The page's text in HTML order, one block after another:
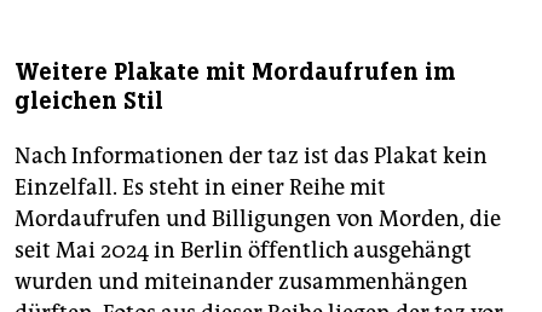
Weitere Plakate mit Mordaufrufen im
gleichen Stil
Nach Informationen der taz ist das Plakat kein
Einzelfall. Es steht in einer Reihe mit
Mordaufrufen und Billigungen von Morden, die
seit Mai 2024 in Berlin öffentlich ausgehängt
wurden und miteinander zusammenhängen